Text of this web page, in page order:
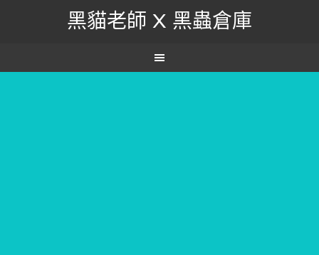
黑貓老師 X 黑蟲倉庫